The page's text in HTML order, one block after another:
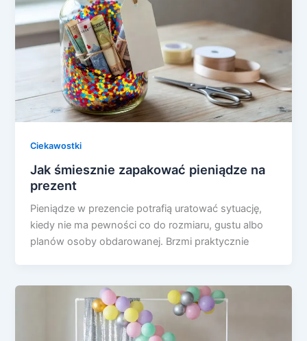
Ciekawostki
Jak śmiesznie zapakować pieniądze na
prezent
Pieniądze w prezencie potrafią uratować sytuację,
kiedy nie ma pewności co do rozmiaru, gustu albo
planów osoby obdarowanej. Brzmi praktycznie